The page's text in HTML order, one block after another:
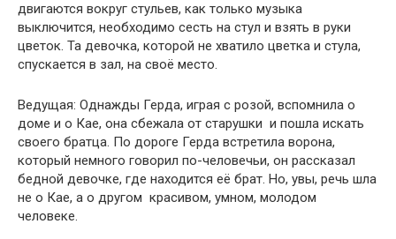
двигаются вокруг стульев, как только музыка
выключится, необходимо сесть на стул и взять в руки
цветок. Та девочка, которой не хватило цветка и стула,
спускается в зал, на своё место.
Ведущая: Однажды Герда, играя с розой, вспомнила о
доме и о Кае, она сбежала от старушки и пошла искать
своего братца. По дороге Герда встретила ворона,
который немного говорил по-человечьи, он рассказал
бедной девочке, где находится её брат. Но, увы, речь шла
не о Кае, а о другом красивом, умном, молодом
человеке.